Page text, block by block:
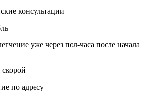
консультации
уже через пол-часа после начала
по адресу